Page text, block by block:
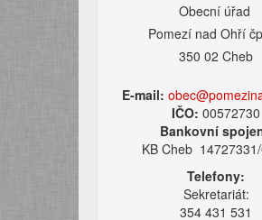
Obecní úřad
Pomezí nad Ohří
350 02 Cheb
E-mail:
IČO:00572730
Bankovní
KB Cheb
Telefony:
Sekretariát:
354 431 531